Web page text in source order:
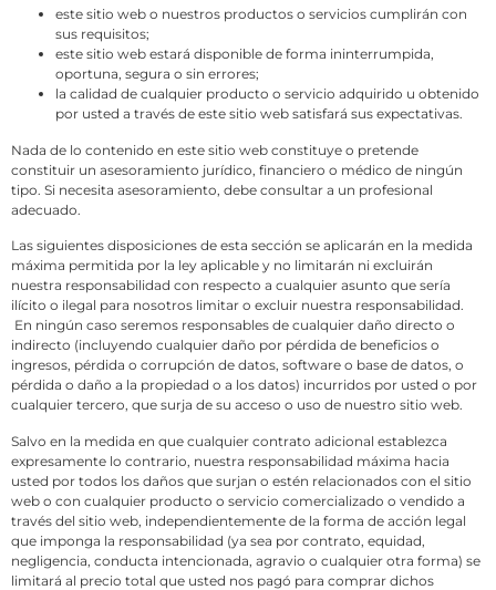
este sitio web o nuestros productos o servicios cumplirán con
sus requisitos;
este sitio web estará disponible de forma ininterrumpida,
oportuna, segura o sin errores;
la calidad de cualquier producto o servicio adquirido u obtenido
por usted a través de este sitio web satisfará sus expectativas.
Nada de lo contenido en este sitio web constituye o pretende
constituir un asesoramiento jurídico, financiero o médico de ningún
tipo. Si necesita asesoramiento, debe consultar a un profesional
adecuado.
Las siguientes disposiciones de esta sección se aplicarán en la medida
máxima permitida por la ley aplicable y no limitarán ni excluirán
nuestra responsabilidad con respecto a cualquier asunto que sería
ilícito o ilegal para nosotros limitar o excluir nuestra responsabilidad.
En ningún caso seremos responsables de cualquier daño directo o
indirecto (incluyendo cualquier daño por pérdida de beneficios o
ingresos, pérdida o corrupción de datos, software o base de datos, o
pérdida o daño a la propiedad o a los datos) incurridos por usted o por
cualquier tercero, que surja de su acceso o uso de nuestro sitio web.
Salvo en la medida en que cualquier contrato adicional establezca
expresamente lo contrario, nuestra responsabilidad máxima hacia
usted por todos los daños que surjan o estén relacionados con el sitio
web o con cualquier producto o servicio comercializado o vendido a
través del sitio web, independientemente de la forma de acción legal
que imponga la responsabilidad (ya sea por contrato, equidad,
negligencia, conducta intencionada, agravio o cualquier otra forma) se
limitará al precio total que usted nos pagó para comprar dichos